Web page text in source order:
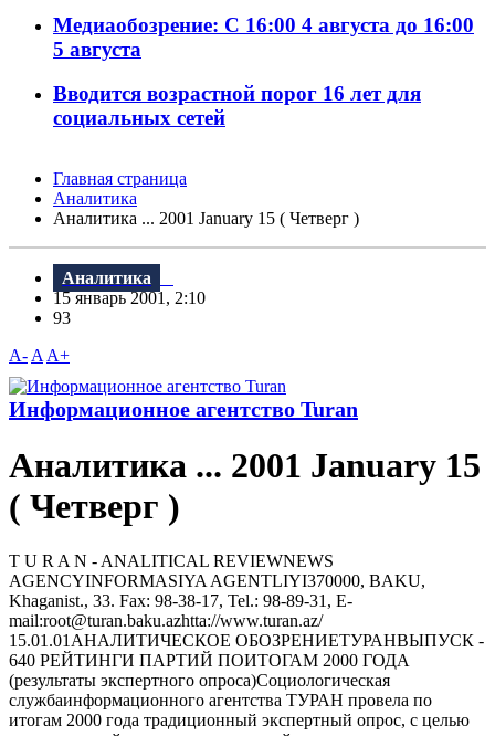
Медиаобозрение: С 16:00 4 августа до 16:00
5 августа
Вводится возрастной порог 16 лет для
социальных сетей
Главная страница
Аналитика
Аналитика ... 2001 January 15 ( Четверг )
Аналитика
15 январь 2001, 2:10
93
A- A A+
Информационное агентство Turan
Аналитика ... 2001 January 15
( Четверг )
Т U R A N - ANALITICAL REVIEWNEWS
AGENCYINFORMASIYA AGENTLIYI370000, BAKU,
Khaganist., 33. Fax: 98-38-17, Tel.: 98-89-31, E-
mail:root@turan.baku.azhtta://www.turan.az/
15.01.01AHАЛИТИЧЕСКОЕ ОБОЗРЕHИЕТУРАHВЫПУСК -
640 РЕЙТИНГИ ПАРТИЙ ПОИТОГАМ 2000 ГОДА
(результаты экспертного опроса)Социологическая
службаинформационного агентства ТУРАН провела по
итогам 2000 года традиционный экспертный опрос, с целью